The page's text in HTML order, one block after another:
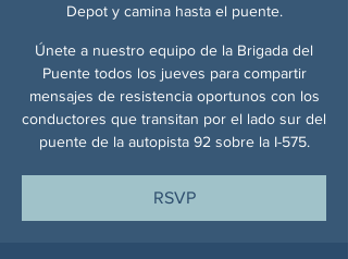
Depot y camina hasta el puente.
Únete a nuestro equipo de la Brigada del
Puente todos los jueves para compartir
mensajes de resistencia oportunos con los
conductores que transitan por el lado sur del
puente de la autopista 92 sobre la I-575.
RSVP